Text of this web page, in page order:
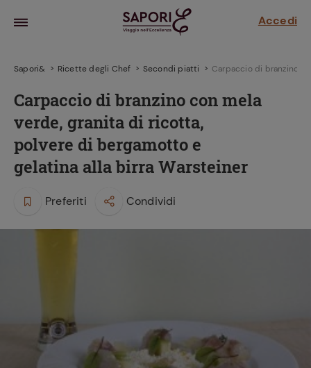
Accedi
la frutta
Sapori& Ricette degli Chef Secondi piatti Carpaccio di branzino
Carpaccio di branzino con mela
verde, granita di ricotta,
polvere di bergamotto e
gelatina alla birra Warsteiner
Preferiti Condividi